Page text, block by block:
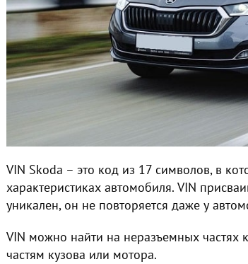
VIN Skoda – это код из 17 символов, в
характеристиках автомобиля. VIN
уникален, он не повторяется даже у
VIN можно найти на неразъемных частях
частям кузова или мотора.